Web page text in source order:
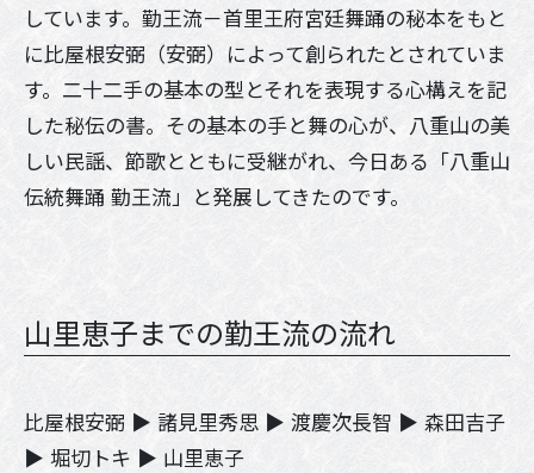
しています。勤王流－首里王府宮廷舞踊の秘本をもと
に比屋根安弼（安弼）によって創られたとされていま
す。二十二手の基本の型とそれを表現する心構えを記
した秘伝の書。その基本の手と舞の心が、八重山の美
しい民謡、節歌とともに受継がれ、今日ある「八重山
伝統舞踊 勤王流」と発展してきたのです。
山里恵子までの勤王流の流れ
比屋根安弼 ▶ 諸見里秀思 ▶ 渡慶次長智 ▶ 森田吉子
▶ 堀切トキ ▶ 山里恵子